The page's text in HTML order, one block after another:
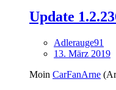
Update
Adlerauge91
13. März 2019
Moin CarFanArne